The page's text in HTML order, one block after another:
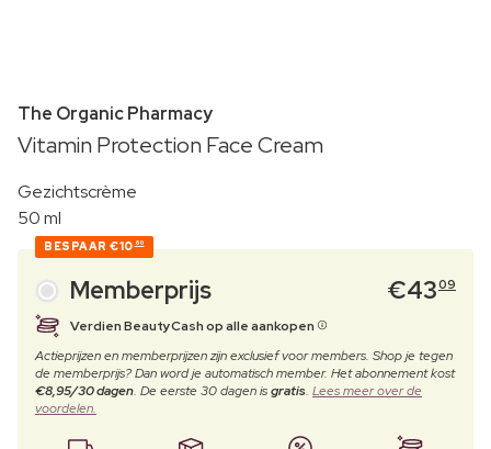
The Organic Pharmacy
Vitamin Protection Face Cream
Gezichtscrème
50 ml
BESPAAR €10 60
Memberprijs €4309
Verdien BeautyCash op alle aankopen
Actieprijzen en memberprijzen zijn exclusief voor members. Shop je tegen
de memberprijs? Dan word je automatisch member. Het abonnement kost
€8,95/30 dagen. De eerste 30 dagen isgratis. Lees meer over de
voordelen.